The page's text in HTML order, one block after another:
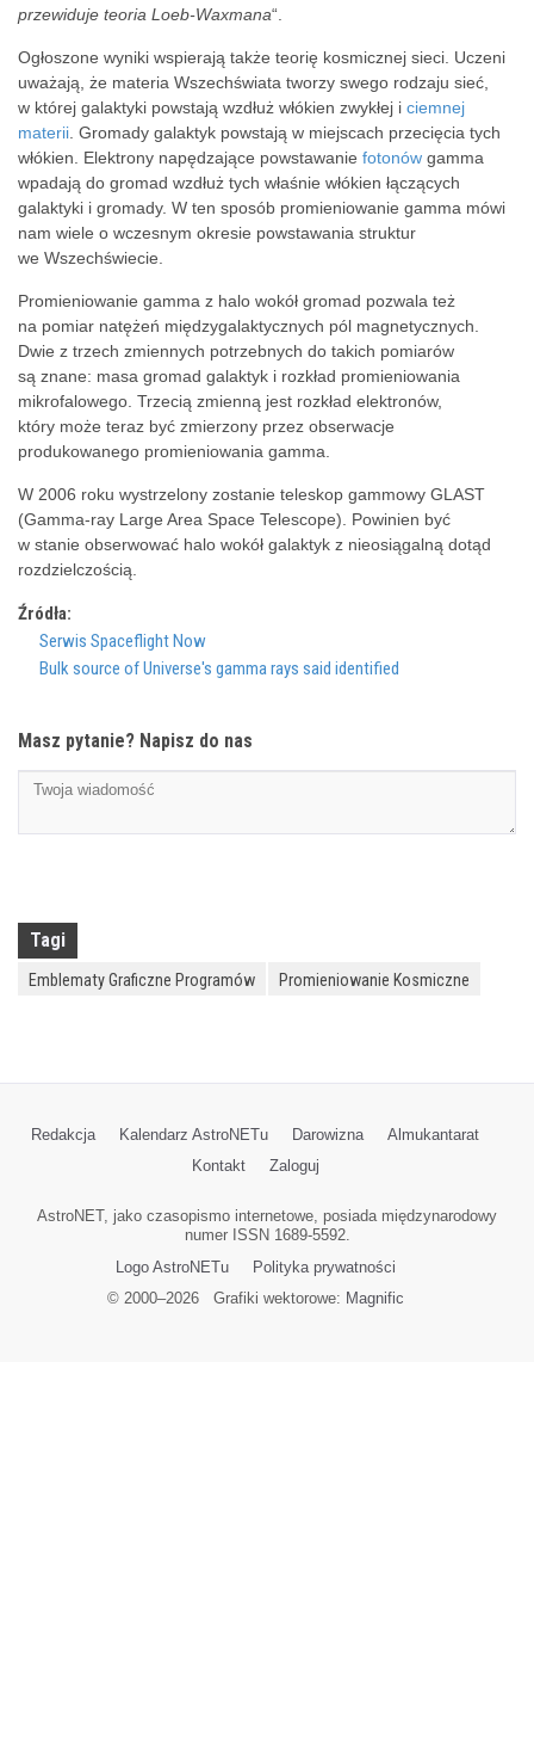
przewiduje teoria Loeb-Waxmana“.
Ogłoszone wyniki wspierają także teorię kosmicznej sieci. Uczeni
uważają, że materia Wszechświata tworzy swego rodzaju sieć,
w której galaktyki powstają wzdłuż włókien zwykłej i ciemnej
materii . Gromady galaktyk powstają w miejscach przecięcia tych
włókien. Elektrony napędzające powstawanie fotonów gamma
wpadają do gromad wzdłuż tych właśnie włókien łączących
galaktyki i gromady. W ten sposób promieniowanie gamma mówi
nam wiele o wczesnym okresie powstawania struktur
we Wszechświecie.
Promieniowanie gamma z halo wokół gromad pozwala też
na pomiar natężeń międzygalaktycznych pól magnetycznych.
Dwie z trzech zmiennych potrzebnych do takich pomiarów
są znane: masa gromad galaktyk i rozkład promieniowania
mikrofalowego. Trzecią zmienną jest rozkład elektronów,
który może teraz być zmierzony przez obserwacje
produkowanego promieniowania gamma.
W 2006 roku wystrzelony zostanie teleskop gammowy GLAST
(Gamma-ray Large Area Space Telescope). Powinien być
w stanie obserwować halo wokół galaktyk z nieosiągalną dotąd
rozdzielczością.
Źródła:
Serwis Spaceflight Now
Bulk source of Universe's gamma rays said identified
Masz pytanie? Napisz do nas
Tagi
Emblematy Graficzne Programów Promieniowanie Kosmiczne
Redakcja Kalendarz AstroNETu Darowizna
Almukantarat
Kontakt
Zaloguj
AstroNET, jako czasopismo internetowe, posiada międzynarodowy
numer ISSN 1689-5592.
Logo AstroNETu
Polityka prywatności
© 2000–2026Grafiki wektorowe: Magnific